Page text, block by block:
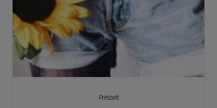
Freizeit